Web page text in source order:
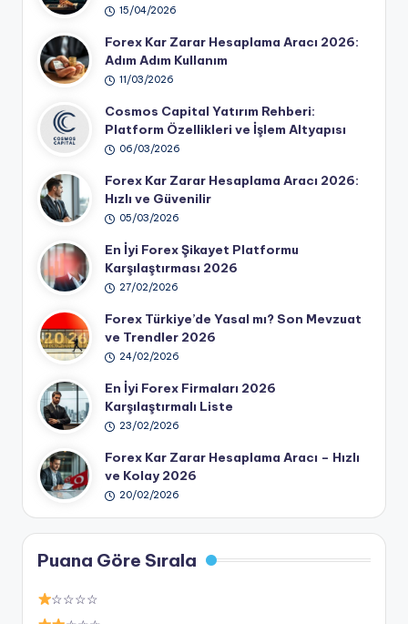
15/04/2026
Forex Kar Zarar Hesaplama Aracı 2026:
Adım Adım Kullanım
11/03/2026
Cosmos Capital Yatırım Rehberi:
Platform Özellikleri ve İşlem Altyapısı
06/03/2026
Forex Kar Zarar Hesaplama Aracı 2026:
Hızlı ve Güvenilir
05/03/2026
En İyi Forex Şikayet Platformu
Karşılaştırması 2026
27/02/2026
Forex Türkiye’de Yasal mı? Son Mevzuat
ve Trendler 2026
24/02/2026
En İyi Forex Firmaları 2026
Karşılaştırmalı Liste
23/02/2026
Forex Kar Zarar Hesaplama Aracı – Hızlı
ve Kolay 2026
20/02/2026
Puana Göre Sırala
☆☆☆☆